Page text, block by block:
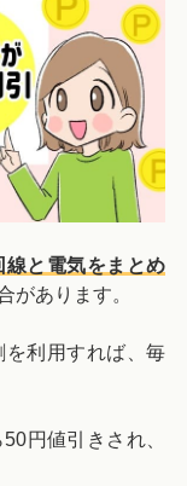
線と電気をまとめ
があります。
利用すれば、毎
円値引きされ、